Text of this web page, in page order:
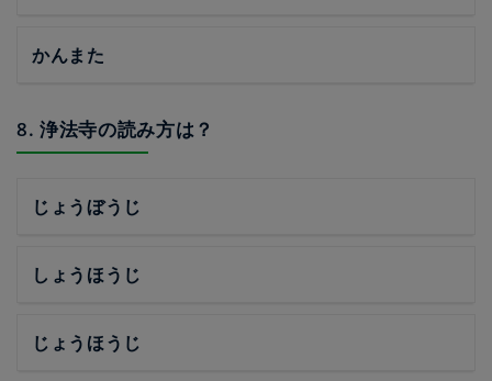
かんまた
8. 浄法寺の読み方は？
じょうぼうじ
しょうほうじ
じょうほうじ